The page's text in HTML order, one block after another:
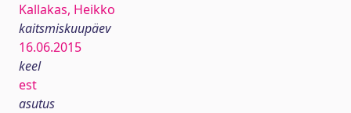
Kallakas, Heikko
kaitsmiskuupäev
16.06.2015
keel
est
asutus